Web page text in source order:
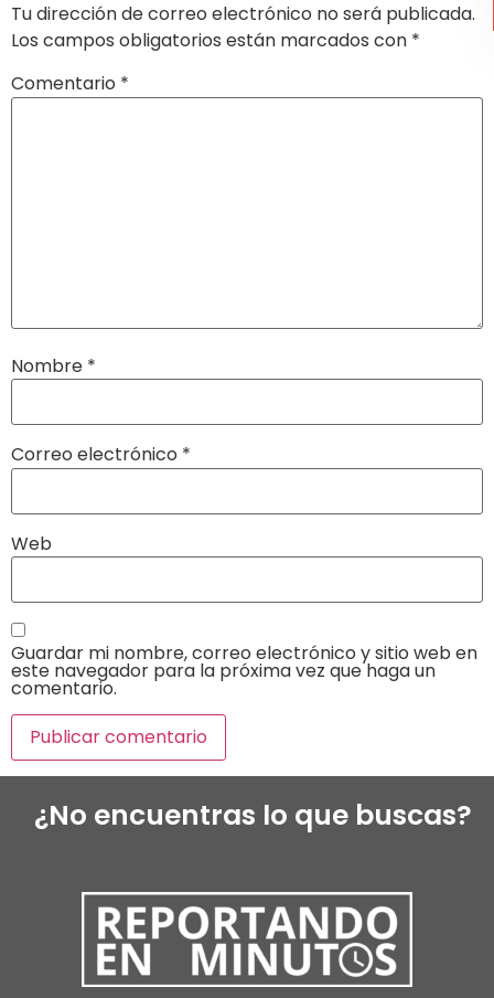
Tu dirección de correo electrónico no será publicada.
Los campos obligatorios están marcados con *
Comentario *
Nombre *
Correo electrónico *
Web
Guardar mi nombre, correo electrónico y sitio web en
este navegador para la próxima vez que haga un
comentario.
¿No encuentras lo que buscas?